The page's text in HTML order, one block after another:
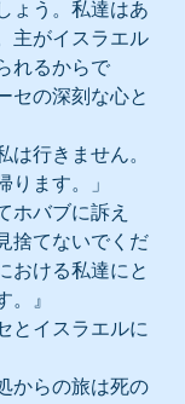
ょう。私達はあ
主がイスラエル
れるからで
セの深刻な心と
は行きません。
ります。」
ホバブに訴え
捨てないでくだ
おける私達にと
。』
とイスラエルに
からの旅は死の